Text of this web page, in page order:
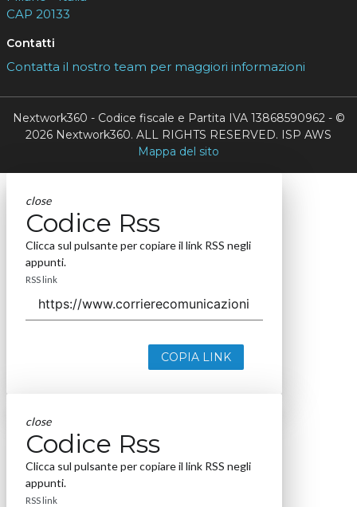
CAP 20133
Contatti
Contatta il nostro team per maggiori informazioni
Nextwork360 - Codice fiscale e Partita IVA 13868590962 - ©
2026 Nextwork360. ALL RIGHTS RESERVED. ISP AWS
Mappa del sito
close
Codice Rss
Clicca sul pulsante per copiare il link RSS negli
appunti.
RSS link
COPIA LINK
close
Codice Rss
Clicca sul pulsante per copiare il link RSS negli
appunti.
RSS link